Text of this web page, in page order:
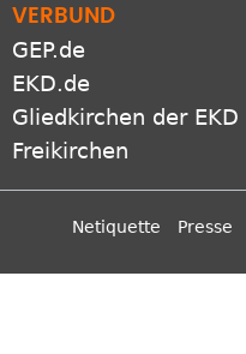
VERBUND
GEP.de
EKD.de
Gliedkirchen der EKD
Freikirchen
Netiquette Presse